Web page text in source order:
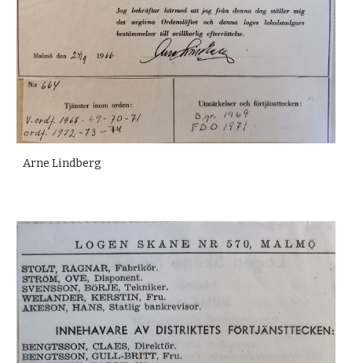
Arne Lindberg